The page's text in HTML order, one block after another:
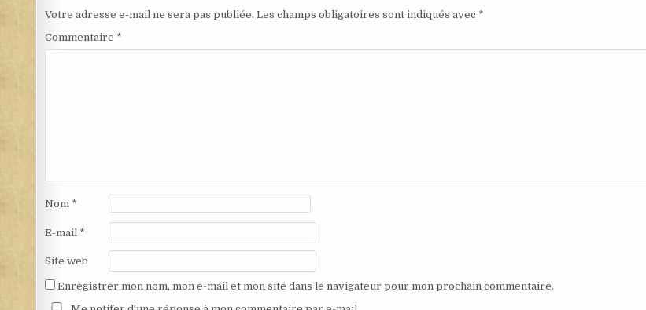
Votre adresse e-mail ne sera pas publiée. Les champs obligatoires sont indiqués avec *
Commentaire *
Nom *
E-mail *
Site web
Enregistrer mon nom, mon e-mail et mon site dans le navigateur pour mon prochain commentaire.